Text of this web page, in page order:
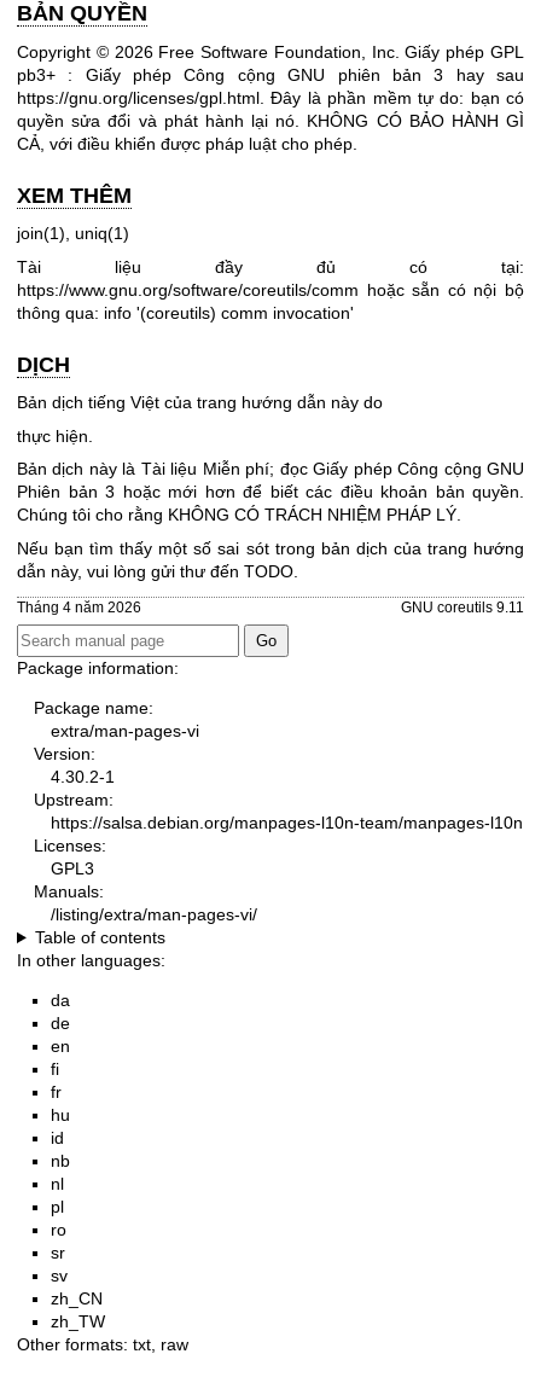
BẢN QUYỀN
Copyright © 2026 Free Software Foundation, Inc. Giấy phép GPL
pb3+ : Giấy phép Công cộng GNU phiên bản 3 hay sau
https://gnu.org/licenses/gpl.html .Đây là phần mềm tự do: bạn có
quyền sửa đổi và phát hành lại nó. KHÔNG CÓ BẢO HÀNH GÌ
CẢ, với điều khiển được pháp luật cho phép.
XEM THÊM
join(1), uniq(1)
Tài liệu đầy đủ có tại:
https://www.gnu.org/software/coreutils/comm hoặc sẵn có nội bộ
thông qua: info '(coreutils) comm invocation'
DỊCH
Bản dịch tiếng Việt của trang hướng dẫn này do
thực hiện.
Bản dịch này là Tài liệu Miễn phí; đọcGiấy phép Công cộng GNU
Phiên bản 3 hoặc mới hơn để biết các điều khoản bản quyền.
Chúng tôi cho rằng KHÔNG CÓ TRÁCH NHIỆM PHÁP LÝ.
Nếu bạn tìm thấy một số sai sót trong bản dịch của trang hướng
dẫn này, vui lòng gửi thư đến TODO.
Tháng 4 năm 2026 GNU coreutils 9.11
Package information:
Package name:
extra/man-pages-vi
Version:
4.30.2-1
Upstream:
https://salsa.debian.org/manpages-l10n-team/manpages-l10n
Licenses:
GPL3
Manuals:
/listing/extra/man-pages-vi/
Table of contents
In other languages:
da
de
en
fi
fr
hu
id
nb
nl
pl
ro
sr
sv
zh_CN
zh_TW
Other formats: txt raw